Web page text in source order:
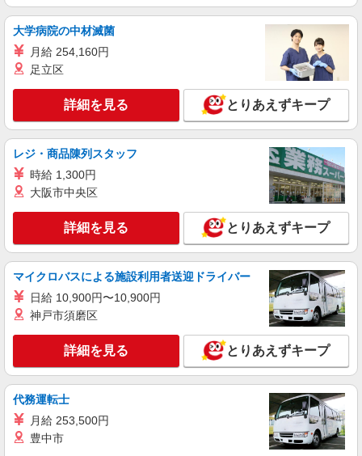
大学病院の中材滅菌
月給 254,160円
足立区
詳細を見る とりあえずキープ
レジ・商品陳列スタッフ
時給 1,300円
大阪市中央区
詳細を見る とりあえずキープ
マイクロバスによる施設利用者送迎ドライバー
日給 10,900円〜10,900円
神戸市須磨区
詳細を見る とりあえずキープ
代務運転士
月給 253,500円
豊中市